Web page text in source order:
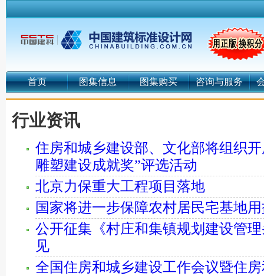
首页 图集信息 图集购买 咨询与服务
行业资讯
住房和城乡建设部、文化部将组织
雕塑建设成就奖”评选活动
北京力保重大工程项目落地
国家将进一步保障农村居民宅基地
公开征集《村庄和集镇规划建设管
见
全国住房和城乡建设工作会议暨住